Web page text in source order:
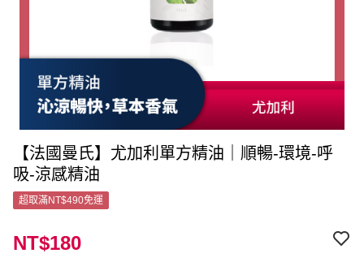
【法國曼氏】尤加利單方精油｜順暢-環境-呼
吸-涼感精油
超取滿NT$490免運
NT$180